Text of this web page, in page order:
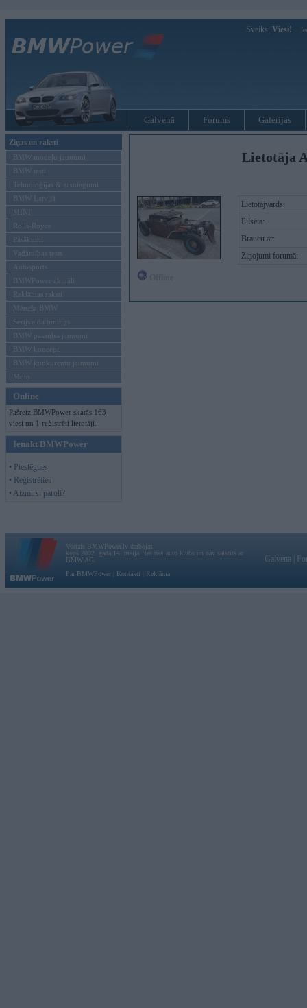
Sveiks, Viesi!
Galvenā Forums Galerijas
Ziņas un raksti
BMW modeļu jaunumi
BMW testi
Tehnoloģijas & sasniegumi
BMW Latvijā
MINI
Rolls-Royce
Pasākumi
Vadāmības tests
Autosports
BMWPower aktuāli
Reklāmas raksti
Mēneša BMW
Sērijveida tūnings
BMW pasaules jaunumi
BMW koncepti
BMW konkurentu jaunumi
Moto
Online
Pašreiz BMWPower skatās 163
viesi un 1 reģistrēti lietotāji.
Ienākt BMWPower
• Pieslēgties
• Reģistrēties
• Aizmirsi paroli?
Lietotāja
Lietotājvārds:
Pilsēta:
Braucu ar:
Ziņojumi forumā:
Vortāls BMWPower.lv darbojas
kopš 2002. gada 14. maija. Tas nav auto klubs un nav saistīts ar
BMW AG.
Par BMWPower
Kontakti Reklāma
Galvena